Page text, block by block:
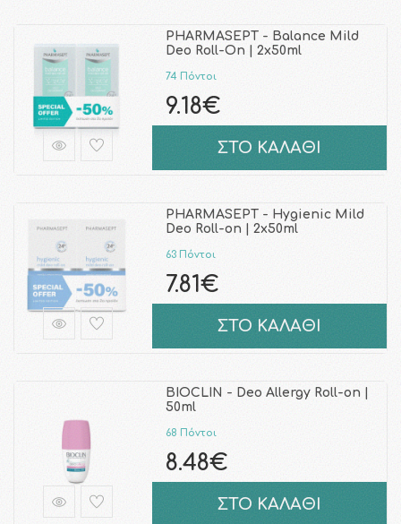
PHARMASEPT - Balance Mild
Deo Roll-On | 2x50ml
74 Πόντοι
9.18€
ΣΤΟ ΚΑΛΑΘΙ
PHARMASEPT - Hygienic Mild
Deo Roll-on | 2x50ml
63 Πόντοι
7.81€
ΣΤΟ ΚΑΛΑΘΙ
BIOCLIN - Deo Allergy Roll-on |
50ml
68 Πόντοι
8.48€
ΣΤΟ ΚΑΛΑΘΙ